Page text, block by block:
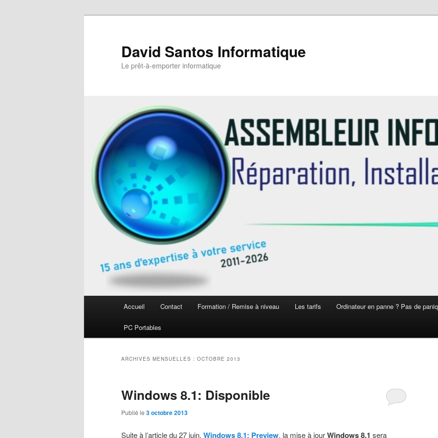
David Santos Informatique
Le prêt-à-emporter informatique
Aller
au
contenu
Aller
au
contenu
Accueil Contact Formation / Remise à niveau Les tarifs Ordinateur en panne ? Pas de
PC Portables
ARCHIVES MENSUELLES : OCTOBRE 2013
Windows 8.1: Disponible
Publié le 3 octobre 2013
Suite à l’article du 27 juin, Windows 8.1: Preview, la mise à jourWindows 8.1 sera